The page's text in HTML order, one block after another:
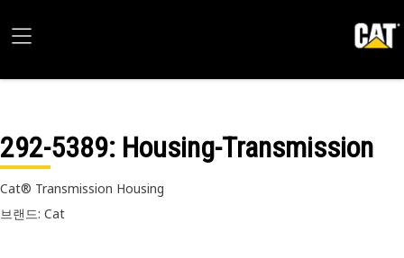
292-5389: Housing-Transmission
Cat® Transmission Housing
브랜드: Cat